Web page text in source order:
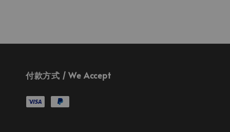
付款方式 / We Accept